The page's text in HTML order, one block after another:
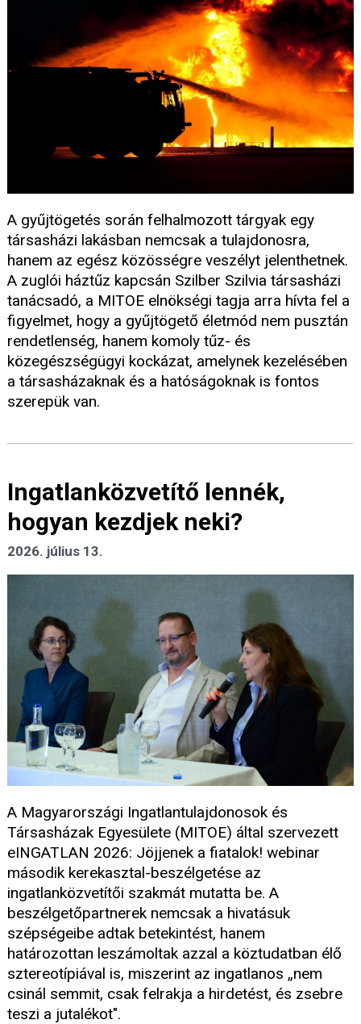
A gyűjtögetés során felhalmozott tárgyak egy
társasházi lakásban nemcsak a tulajdonosra,
hanem az egész közösségre veszélyt jelenthetnek.
A zuglói háztűz kapcsán Szilber Szilvia társasházi
tanácsadó, a MITOE elnökségi tagja arra hívta fel a
figyelmet, hogy a gyűjtögető életmód nem pusztán
rendetlenség, hanem komoly tűz- és
közegészségügyi kockázat, amelynek kezelésében
a társasházaknak és a hatóságoknak is fontos
szerepük van.
Ingatlanközvetítő lennék,
hogyan kezdjek neki?
2026. július 13.
A Magyarországi Ingatlantulajdonosok és
Társasházak Egyesülete (MITOE) által szervezett
eINGATLAN 2026: Jöjjenek a fiatalok! webinar
második kerekasztal-beszélgetése az
ingatlanközvetítői szakmát mutatta be. A
beszélgetőpartnerek nemcsak a hivatásuk
szépségeibe adtak betekintést, hanem
határozottan leszámoltak azzal a köztudatban élő
sztereotípiával is, miszerint az ingatlanos „nem
csinál semmit, csak felrakja a hirdetést, és zsebre
teszi a jutalékot".